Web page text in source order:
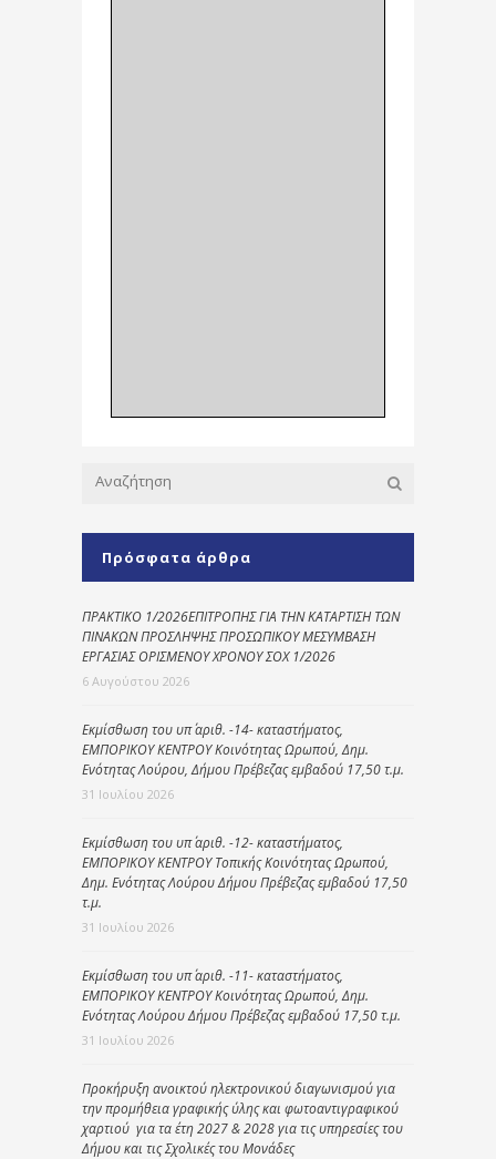
Πρόσφατα άρθρα
ΠΡΑΚΤΙΚΟ 1/2026ΕΠΙΤΡΟΠΗΣ ΓΙΑ ΤΗΝ ΚΑΤΑΡΤΙΣΗ ΤΩΝ
ΠΙΝΑΚΩΝ ΠΡΟΣΛΗΨΗΣ ΠΡΟΣΩΠΙΚΟΥ ΜΕΣΥΜΒΑΣΗ
ΕΡΓΑΣΙΑΣ ΟΡΙΣΜΕΝΟΥ ΧΡΟΝΟΥ ΣΟΧ 1/2026
6 Αυγούστου 2026
Εκμίσθωση του υπ΄ αριθ. -14- καταστήματος,
ΕΜΠΟΡΙΚΟΥ ΚΕΝΤΡΟΥ Κοινότητας Ωρωπού, Δημ.
Ενότητας Λούρου, Δήμου Πρέβεζας εμβαδού 17,50 τ.μ.
31 Ιουλίου 2026
Εκμίσθωση του υπ΄ αριθ. -12- καταστήματος,
ΕΜΠΟΡΙΚΟΥ ΚΕΝΤΡΟΥ Τοπικής Κοινότητας Ωρωπού,
Δημ. Ενότητας Λούρου Δήμου Πρέβεζας εμβαδού 17,50
τ.μ.
31 Ιουλίου 2026
Εκμίσθωση του υπ΄ αριθ. -11- καταστήματος,
ΕΜΠΟΡΙΚΟΥ ΚΕΝΤΡΟΥ Κοινότητας Ωρωπού, Δημ.
Ενότητας Λούρου Δήμου Πρέβεζας εμβαδού 17,50 τ.μ.
31 Ιουλίου 2026
Προκήρυξη ανοικτού ηλεκτρονικού διαγωνισμού για
την προμήθεια γραφικής ύλης και φωτοαντιγραφικού
χαρτιού για τα έτη 2027 & 2028 για τις υπηρεσίες του
Δήμου και τις Σχολικές του Μονάδες